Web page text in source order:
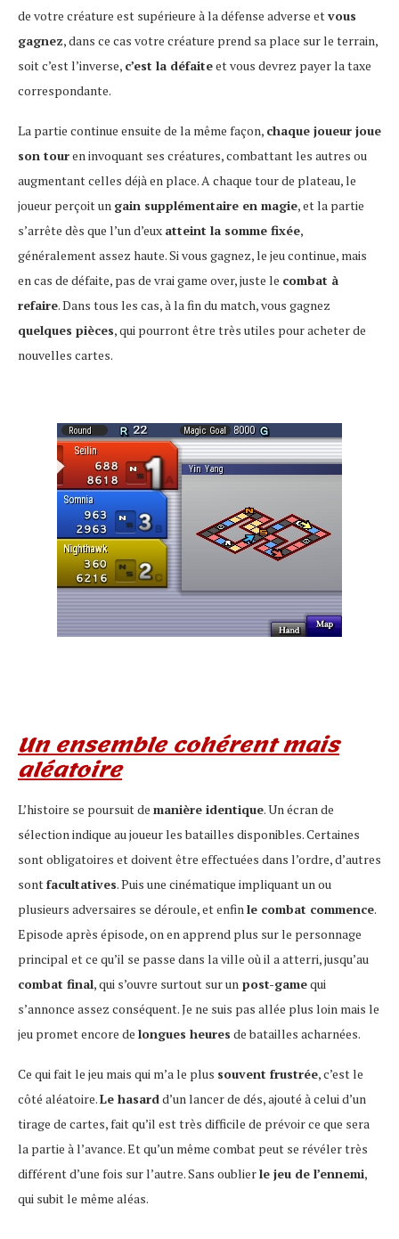
de votre créature est supérieure à la défense adverse etvous
gagnez, dans ce cas votre créature prend sa place sur le terrain,
soit c’est l’inverse, c’est la défaiteet vous devrez payer la taxe
correspondante.
La partie continue ensuite de la même façon, chaque joueur joue
son touren invoquant ses créatures, combattant les autres ou
augmentant celles déjà en place. A chaque tour de plateau, le
joueur perçoit un gain supplémentaire en magie, et la partie
s’arrête dès que l’un d’eux atteint la somme fixée,
généralement assez haute. Si vous gagnez, le jeu continue, mais
en cas de défaite, pas de vrai game over, juste le combat à
refaire. Dans tous les cas, à la fin du match, vous gagnez
quelques pièces, qui pourront être très utiles pour acheter de
nouvelles cartes.
Un ensemble cohérent mais
aléatoire
L’histoire se poursuit de manière identique. Un écran de
sélection indique au joueur les batailles disponibles. Certaines
sont obligatoires et doivent être effectuées dans l’ordre, d’autres
sontfacultatives. Puis une cinématique impliquant un ou
plusieurs adversaires se déroule, et enfin le combat commence.
Episode après épisode, on en apprend plus sur le personnage
principal et ce qu’il se passe dans la ville où il a atterri, jusqu’au
combat final, qui s’ouvre surtout sur un post-gamequi
s’annonce assez conséquent. Je ne suis pas allée plus loin mais le
jeu promet encore de longues heures de batailles acharnées.
Ce qui fait le jeu mais qui m’a le plus souvent frustrée, c’est le
côté aléatoire.Le hasard d’un lancer de dés, ajouté à celui d’un
tirage de cartes, fait qu’il est très difficile de prévoir ce que sera
la partie à l’avance. Et qu’un même combat peut se révéler très
différent d’une fois sur l’autre. Sans oublierle jeu de l’ennemi,
qui subit le même aléas.